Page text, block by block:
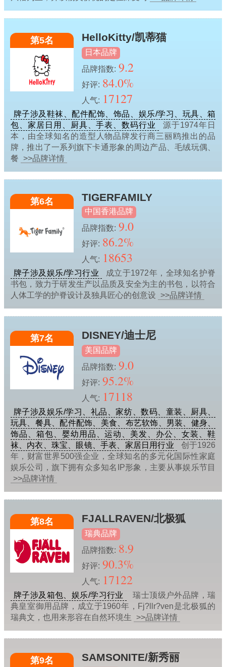
第5名 HelloKitty/凯蒂猫
日本品牌
品牌指数: 9.2
好评: 84.0%
人气: 17127
牌子涉及鞋袜、配件配饰、饰品、娱乐/学习、玩具、箱
包、家居日用、厨具、手表、数码行业
源于1974年日
本，由全球知名的造型人物品牌发行商三丽鸥推出的品
牌，推出了一系列旗下卡通形象的周边产品、毛绒玩偶、
餐 >>品牌详情
第6名 TIGERFAMILY
中国香港品牌
品牌指数: 9.0
好评: 86.2%
人气: 18653
牌子涉及娱乐/学习行业
成立于1972年，全球知名护脊
书包，致力于研发生产以品质及安全为主的书包，以符合
人体工学的护脊设计及独具匠心的创意设 >>品牌详情
第7名 DISNEY/迪士尼
美国品牌
品牌指数: 9.0
好评: 95.2%
人气: 17118
牌子涉及娱乐/学习、礼品、家纺、数码、童装、厨具、
玩具、餐具、配件配饰、美食、布艺软饰、男装、健身、
饰品、箱包、婴幼用品、运动、美发、办公、女装、鞋
袜、内衣、珠宝、眼镜、手表、家居日用行业
创于1926
年，财富世界500强企业，全球知名的多元化国际性家庭
娱乐公司，旗下拥有众多知名IP形象，主要从事娱乐节目
>>品牌详情
第8名 FJALLRAVEN/北极狐
瑞典品牌
品牌指数: 8.9
好评: 90.3%
人气: 17122
牌子涉及箱包、娱乐/学习行业
瑞士顶级户外品牌，瑞
典皇室御用品牌，成立于1960年，Fj?llr?ven是北极狐的
瑞典文，也用来形容在自然环境生 >>品牌详情
第9名 SAMSONITE/新秀丽